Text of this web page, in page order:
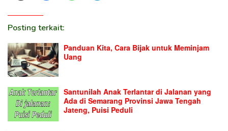
Posting terkait:
Panduan Kita, Cara Bijak untuk Meminjam
Uang
Santunilah Anak Terlantar di Jalanan yang
Ada di Semarang Provinsi Jawa Tengah
Jateng, Puisi Peduli